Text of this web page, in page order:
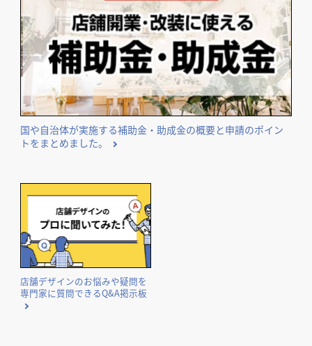
国や自治体が実施する補助金・助成金の概要と申請のポイン
トをまとめました。
店舗デザインのお悩みや疑問を
専門家に質問できるQ&A掲示板